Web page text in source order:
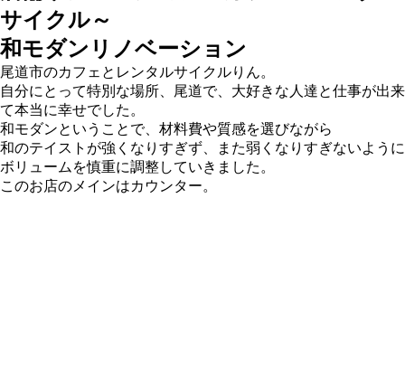
サイクル～
和モダンリノベーション
尾道市のカフェとレンタルサイクルりん。
自分にとって特別な場所、尾道で、大好きな人達と仕事が出来
て本当に幸せでした。
和モダンということで、材料費や質感を選びながら
和のテイストが強くなりすぎず、また弱くなりすぎないように
ボリュームを慎重に調整していきました。
このお店のメインはカウンター。